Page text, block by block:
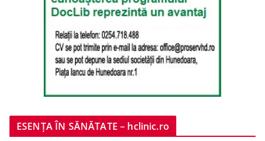
ESENȚA ÎN SĂNĂTATE – hclinic.ro